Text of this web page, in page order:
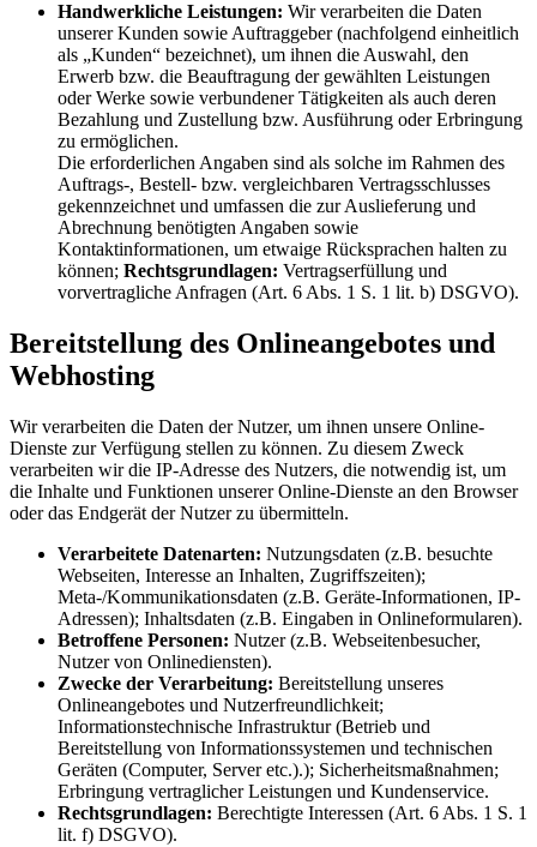
Handwerkliche Leistungen: Wir verarbeiten die Daten
unserer Kunden sowie Auftraggeber (nachfolgend einheitlich
als „Kunden“ bezeichnet), um ihnen die Auswahl, den
Erwerb bzw. die Beauftragung der gewählten Leistungen
oder Werke sowie verbundener Tätigkeiten als auch deren
Bezahlung und Zustellung bzw. Ausführung oder Erbringung
zu ermöglichen.
Die erforderlichen Angaben sind als solche im Rahmen des
Auftrags-, Bestell- bzw. vergleichbaren Vertragsschlusses
gekennzeichnet und umfassen die zur Auslieferung und
Abrechnung benötigten Angaben sowie
Kontaktinformationen, um etwaige Rücksprachen halten zu
können; Rechtsgrundlagen: Vertragserfüllung und
vorvertragliche Anfragen (Art. 6 Abs. 1 S. 1 lit. b) DSGVO).
Bereitstellung des Onlineangebotes und
Webhosting
Wir verarbeiten die Daten der Nutzer, um ihnen unsere Online-
Dienste zur Verfügung stellen zu können. Zu diesem Zweck
verarbeiten wir die IP-Adresse des Nutzers, die notwendig ist, um
die Inhalte und Funktionen unserer Online-Dienste an den Browser
oder das Endgerät der Nutzer zu übermitteln.
Verarbeitete Datenarten: Nutzungsdaten (z.B. besuchte
Webseiten, Interesse an Inhalten, Zugriffszeiten);
Meta-/Kommunikationsdaten (z.B. Geräte-Informationen, IP-
Adressen); Inhaltsdaten (z.B. Eingaben in Onlineformularen).
Betroffene Personen: Nutzer (z.B. Webseitenbesucher,
Nutzer von Onlinediensten).
Zwecke der Verarbeitung: Bereitstellung unseres
Onlineangebotes und Nutzerfreundlichkeit;
Informationstechnische Infrastruktur (Betrieb und
Bereitstellung von Informationssystemen und technischen
Geräten (Computer, Server etc.).); Sicherheitsmaßnahmen;
Erbringung vertraglicher Leistungen und Kundenservice.
Rechtsgrundlagen: Berechtigte Interessen (Art. 6 Abs. 1 S. 1
lit. f) DSGVO).